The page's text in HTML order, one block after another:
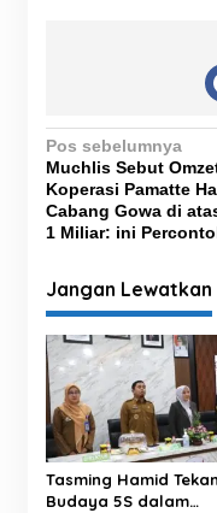
N
a
v
i
g
a
s
i
p
o
s
Pos sebelumnya
Muchlis Sebut
Koperasi Pamatte
Cabang Gowa di
1 Miliar: ini
Jangan Lewatkan
Tasming Hamid
Budaya 5S dalam